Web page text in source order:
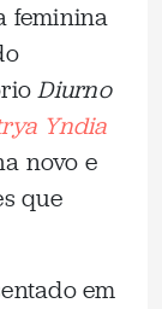
feminina
Diurno
Yndia
novo e
que
em